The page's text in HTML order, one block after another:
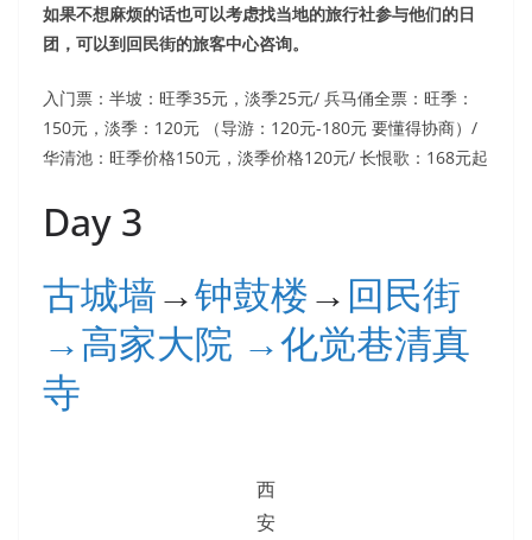
如果不想麻烦的话也可以考虑找当地的旅行社参与他们的日
团，可以到回民街的旅客中心咨询。
入门票：半坡：旺季35元，淡季25元/ 兵马俑全票：旺季：
150元，淡季：120元 （导游：120元-180元 要懂得协商）/
华清池：旺季价格150元，淡季价格120元/ 长恨歌：168元起
Day 3
古城墙→钟鼓楼→ 回民街
→高家大院 →化觉巷清真
寺
西
安